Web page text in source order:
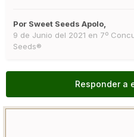
Por Sweet Seeds Apolo,
9 de Junio del 2021 en 7º
Seeds®
Responder a